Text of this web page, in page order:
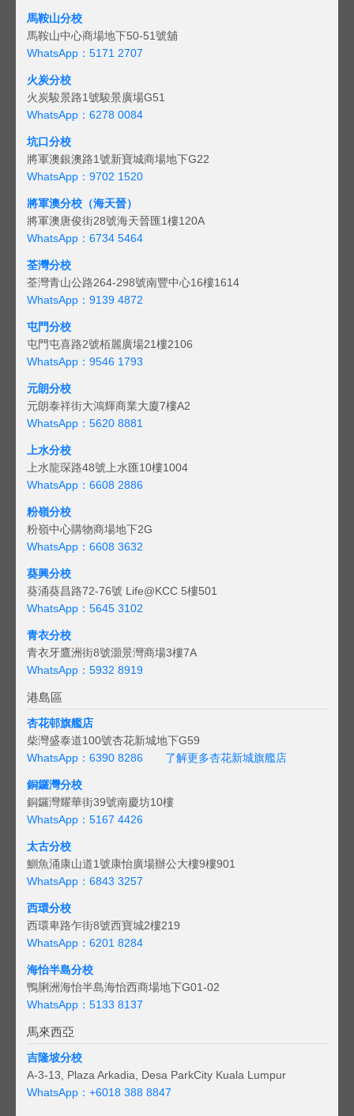
馬鞍山分校
馬鞍山中心商場地下50-51號舖
WhatsApp：5171 2707
火炭分校
火炭駿景路1號駿景廣場G51
WhatsApp：6278 0084
坑口分校
將軍澳銀澳路1號新寶城商場地下G22
WhatsApp：9702 1520
將軍澳分校（海天晉）
將軍澳唐俊街28號海天晉匯1樓120A
WhatsApp：6734 5464
荃灣分校
荃灣青山公路264-298號南豐中心16樓1614
WhatsApp：9139 4872
屯門分校
屯門屯喜路2號栢麗廣場21樓2106
WhatsApp：9546 1793
元朗分校
元朗泰祥街大鴻輝商業大廈7樓A2
WhatsApp：5620 8881
上水分校
上水龍琛路48號上水匯10樓1004
WhatsApp：6608 2886
粉嶺分校
粉嶺中心購物商場地下2G
WhatsApp：6608 3632
葵興分校
葵涌葵昌路72-76號 Life@KCC 5樓501
WhatsApp：5645 3102
青衣分校
青衣牙鷹洲街8號灝景灣商場3樓7A
WhatsApp：5932 8919
港島區
杏花邨旗艦店
柴灣盛泰道100號杏花新城地下G59
WhatsApp：6390 8286
了解更多杏花新城旗艦店
銅鑼灣分校
銅鑼灣耀華街39號南慶坊10樓
WhatsApp：5167 4426
太古分校
鰂魚涌康山道1號康怡廣場辦公大樓9樓901
WhatsApp：6843 3257
西環分校
西環卑路乍街8號西寶城2樓219
WhatsApp：6201 8284
海怡半島分校
鴨脷洲海怡半島海怡西商場地下G01-02
WhatsApp：5133 8137
馬來西亞
吉隆坡分校
A-3-13, Plaza Arkadia, Desa ParkCity Kuala Lumpur
WhatsApp： +6018 388 8847